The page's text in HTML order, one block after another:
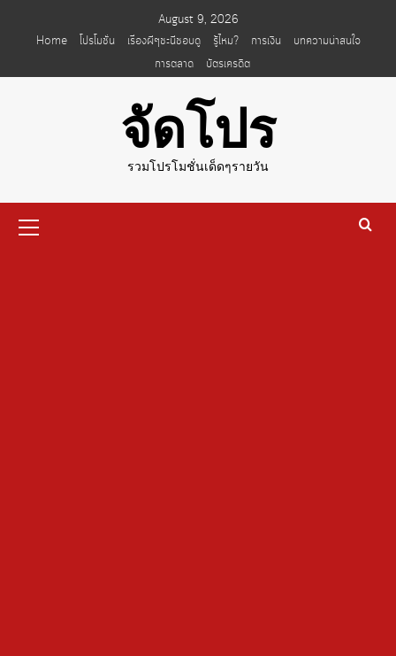
August 9, 2026
Home
โปรโมชั่น เรื่องผีๆชะนีชอบดู รู้ไหม? การเงิน
บทความน่าสนใจ
การตลาด
บัตรเครดิต
จัดโปร
รวมโปรโมชั่นเด็ดๆรายวัน
Menu